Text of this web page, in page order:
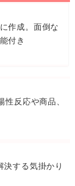
作成。面倒な
付き
反応や商品、
する気掛かり